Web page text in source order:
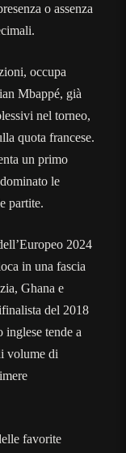
o assenza
occupa
Mbappé, già
nel torneo,
quota francese.
un primo
le
partite.
2024
in una fascia
Ghana e
del 2018
inglese tende a
volume di
favorite